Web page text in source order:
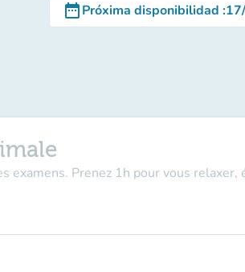
date_rangePróxima disponibilidad :
examens. Prenez 1h pour vous